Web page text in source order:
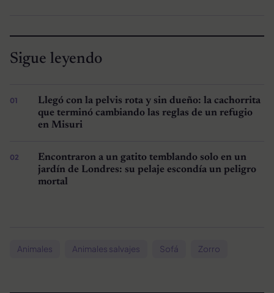
Sigue leyendo
Llegó con la pelvis rota y sin dueño: la cachorrita
que terminó cambiando las reglas de un refugio
en Misuri
Encontraron a un gatito temblando solo en un
jardín de Londres: su pelaje escondía un peligro
mortal
Animales Animales salvajes Sofá Zorro